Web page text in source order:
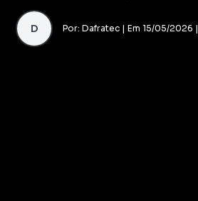
D Por: Dafratec | Em 15/05/2026 |